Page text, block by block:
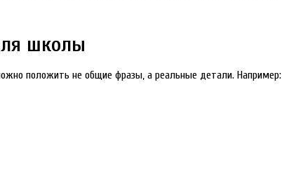
школы
положить не общие фразы, а реальные детали. Например: